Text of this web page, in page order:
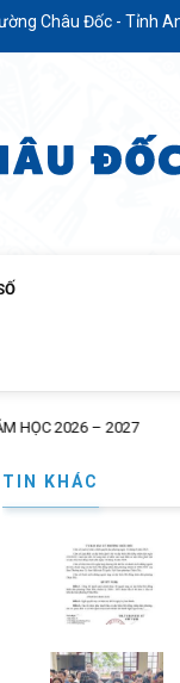
Đốc - Tỉnh An Giang
TIN KHÁC